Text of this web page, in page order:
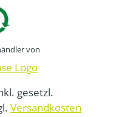
von
gesetzl.
Versandkosten